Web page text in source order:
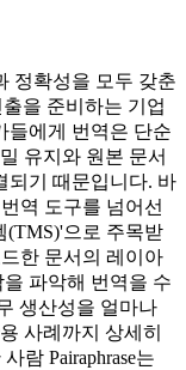
정확성을 모두 갖춘
을 준비하는 기업
들에게 번역은 단순
유지와 원본 문서
되기 때문입니다. 바
역 도구를 넘어선
(TMS)'으로 주목받
드한 문서의 레이아
파악해 번역을 수
생산성을 얼마나
사례까지 상세히
람 Pairaphrase는